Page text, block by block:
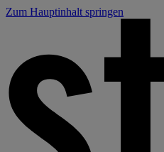
Zum Hauptinhalt springen